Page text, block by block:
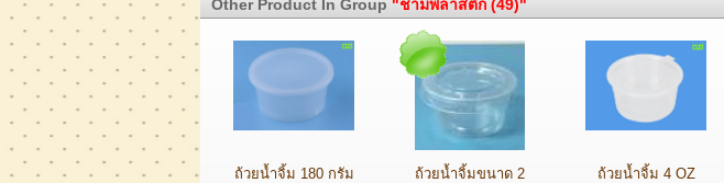
Other Product In Group "ชามพลาสติก (49)"
ถ้วยน้ำจิ้ม 180 กรัม
ถ้วยน้ำจิ้มขนาด 2
ถ้วยน้ำจิ้ม 4 OZ